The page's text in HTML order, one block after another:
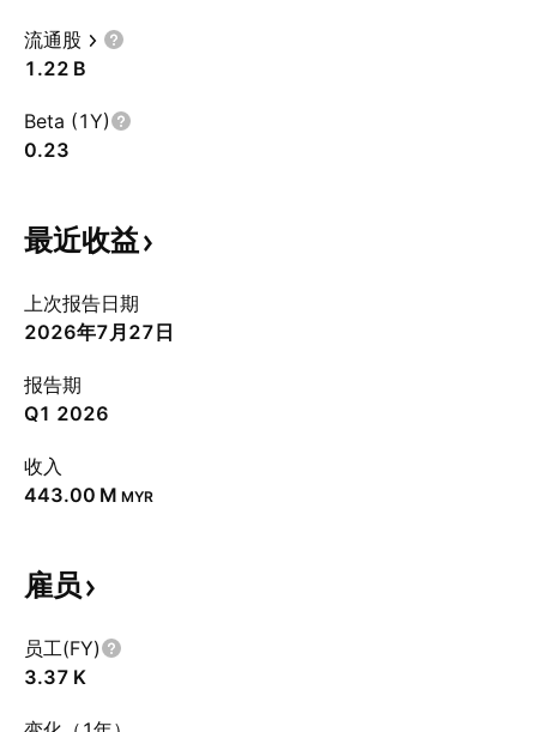
流通股
‪1.22 B‬
Beta (1Y)
0.23
最近收益
上次报告日期
2026年7月27日
报告期
Q1 2026
收入
‪443.00 M‬ MYR
雇员
员工(FY)
‪3.37 K‬